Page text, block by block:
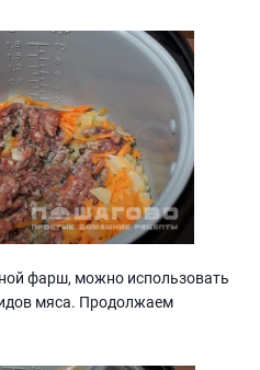
фарш, можно использовать
мяса. Продолжаем